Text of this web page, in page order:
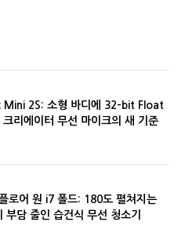
Mini 2S: 소형 바디에 32-bit Float
크리에이터 무선 마이크의 새 기준
로어 원 i7 폴드: 180도 펼쳐지는
부담 줄인 습건식 무선 청소기